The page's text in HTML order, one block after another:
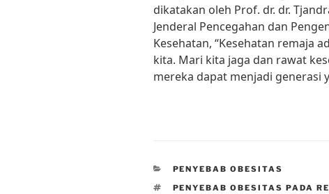
dikatakan oleh Prof. dr. dr.
Jenderal Pencegahan dan
Kesehatan, “Kesehatan remaja
kita. Mari kita jaga dan rawat
mereka dapat menjadi generasi
CATEGORIES
PENYEBAB OBESITAS
TAGS
PENYEBAB OBESITAS PADA